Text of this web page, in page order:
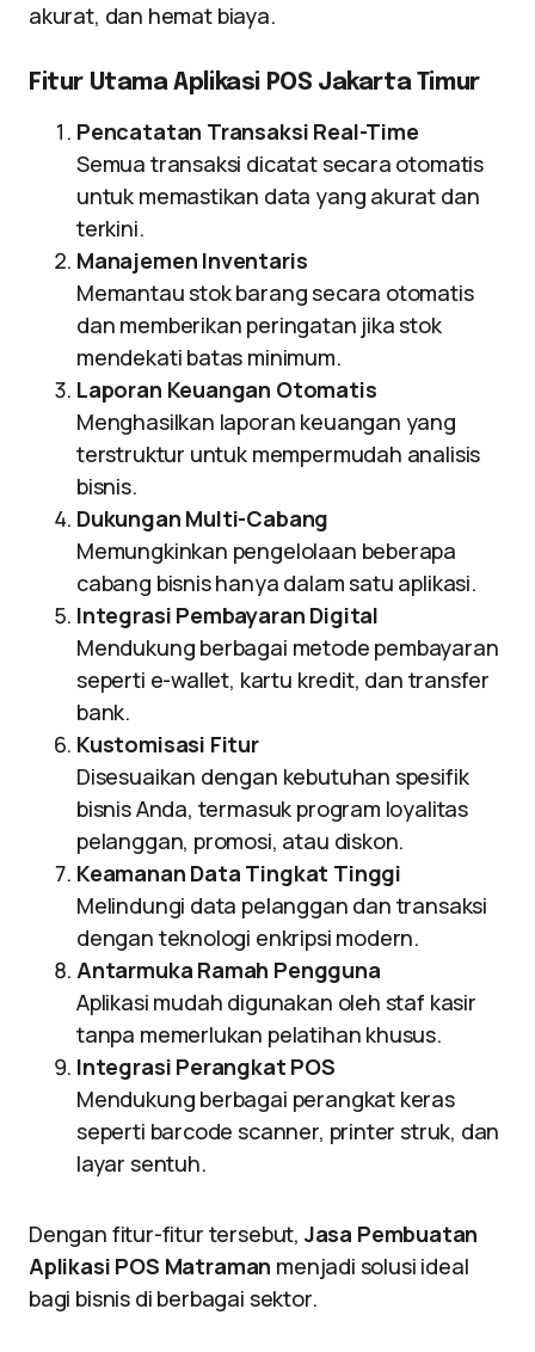
akurat, dan hemat biaya.
Fitur Utama Aplikasi POS Jakarta Timur
Pencatatan Transaksi Real-Time
Semua transaksi dicatat secara otomatis
untuk memastikan data yang akurat dan
terkini.
Manajemen Inventaris
Memantau stok barang secara otomatis
dan memberikan peringatan jika stok
mendekati batas minimum.
Laporan Keuangan Otomatis
Menghasilkan laporan keuangan yang
terstruktur untuk mempermudah analisis
bisnis.
Dukungan Multi-Cabang
Memungkinkan pengelolaan beberapa
cabang bisnis hanya dalam satu aplikasi.
Integrasi Pembayaran Digital
Mendukung berbagai metode pembayaran
seperti e-wallet, kartu kredit, dan transfer
bank.
Kustomisasi Fitur
Disesuaikan dengan kebutuhan spesifik
bisnis Anda, termasuk program loyalitas
pelanggan, promosi, atau diskon.
Keamanan Data Tingkat Tinggi
Melindungi data pelanggan dan transaksi
dengan teknologi enkripsi modern.
Antarmuka Ramah Pengguna
Aplikasi mudah digunakan oleh staf kasir
tanpa memerlukan pelatihan khusus.
Integrasi Perangkat POS
Mendukung berbagai perangkat keras
seperti barcode scanner, printer struk, dan
layar sentuh.
Dengan fitur-fitur tersebut,Jasa Pembuatan
Aplikasi POS Matraman menjadi solusi ideal
bagi bisnis di berbagai sektor.